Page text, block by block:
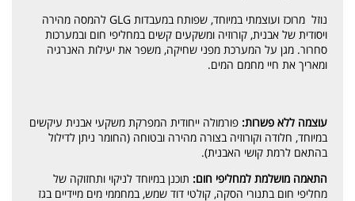
נוזל מרוכז ועוצמתי במיוחד, שפותח במעבדות GLG להמסה מהירה
ויסודית של אבנית, קורוזיה ומשקעים קשים במחליפי חום ובמערכות
סחרור. מגן על המערכת מפני שחיקה, משפר את יעילות האנרגיה
ומאריך את חיי מחמם המים.
עוצמה ללא פשרות: פורמולה ייחודית המפרקת משקעי אבנית עיקשים
במיוחד, חלודה וקורוזיה בצורה מהירה ובטוחה (החומר ניתן לדילול
בהתאם לרמת קושי האבנית).
התאמה מושלמת למחליפי חום: תוכנן במיוחד לניקוי ותחזוקה של
מחליפי חום בתנורי הסקה, קולטי דוד שמש, במחממי מים מיידיים בגז